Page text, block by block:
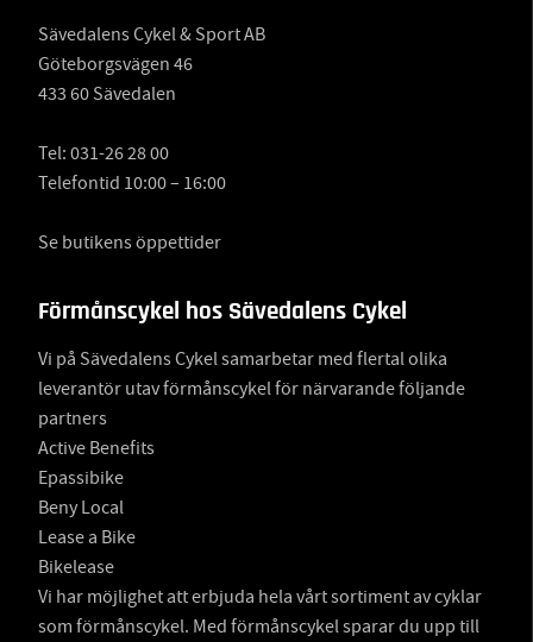
Sävedalens Cykel & Sport AB
Göteborgsvägen 46
433 60 Sävedalen
Tel: 031-26 28 00
Telefontid 10:00 – 16:00
Se butikens öppettider
Förmånscykel hos Sävedalens Cykel
Vi på Sävedalens Cykel samarbetar med flertal olika
leverantör utav förmånscykel för närvarande följande
partners
Active Benefits
Epassibike
Beny Local
Lease a Bike
Bikelease
Vi har möjlighet att erbjuda hela vårt sortiment av cyklar
som förmånscykel. Med förmånscykel sparar du upp till